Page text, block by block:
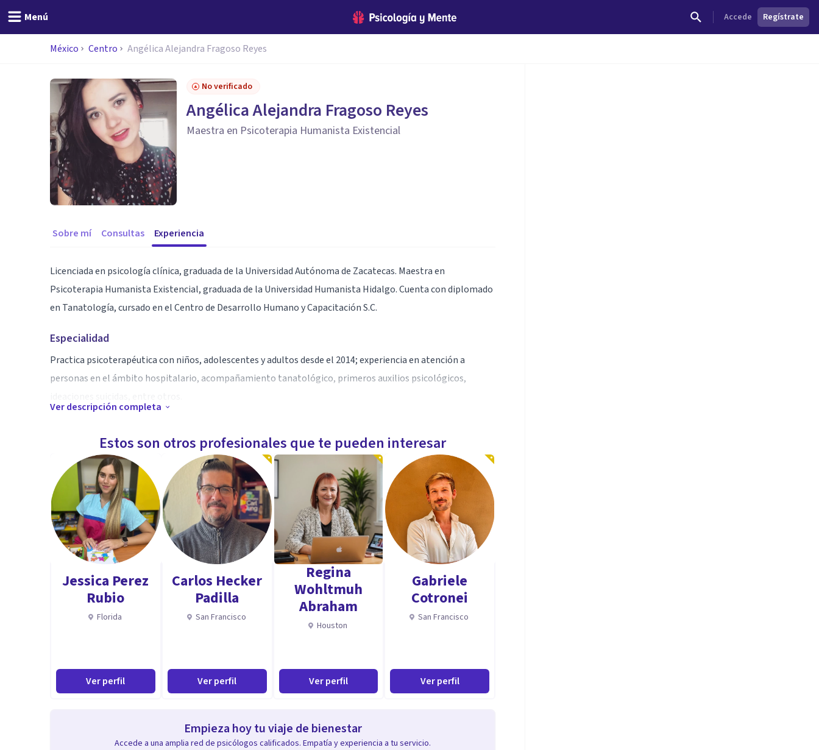
Menú Accede Regístrate
México Centro Angélica Alejandra Fragoso Reyes
No verificado
Angélica Alejandra Fragoso Reyes
Maestra en Psicoterapia Humanista Existencial
Sobre mí Consultas Experiencia
Licenciada en psicología clínica, graduada de la Universidad Autónoma de Zacatecas. Maestra en
Psicoterapia Humanista Existencial, graduada de la Universidad Humanista Hidalgo. Cuenta con diplomado
en Tanatología, cursado en el Centro de Desarrollo Humano y Capacitación S.C.
Especialidad
Practica psicoterapéutica con niños, adolescentes y adultos desde el 2014; experiencia en atención a
personas en el ámbito hospitalario, acompañamiento tanatológico, primeros auxilios psicológicos,
Fundadora, coordinadora, directora y psicoterapeuta en Psicología Clínica Integral desde el 2016.
Además de tener una publicación como coautora de “Enciclopedia autobiográfica de Tlaltenanguenses,
Tomo II, primera edición 2017"
Ver descripción completa
Estos son otros profesionales que te pueden interesar
Jessica Perez
Rubio
Florida
Ver perfil
Carlos Hecker
Padilla
San Francisco
Ver perfil
Regina
Wohltmuh
Abraham
Houston
Ver perfil
Gabriele
Cotronei
San Francisco
Ver perfil
Empieza hoy tu viaje de bienestar
Accede a una amplia red de psicólogos calificados. Empatía y experiencia a tu servicio.